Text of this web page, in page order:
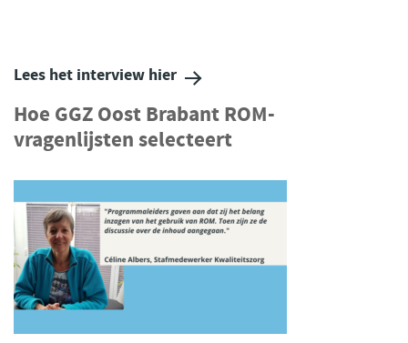
Lees het interview hier
Hoe GGZ Oost Brabant ROM-
vragenlijsten selecteert